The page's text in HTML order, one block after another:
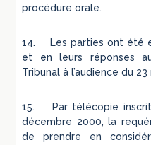
procédure orale.
14. Les parties ont été
et en leurs réponses
Tribunal à l’audience du
15. Par télécopie
décembre 2000, la
de prendre en